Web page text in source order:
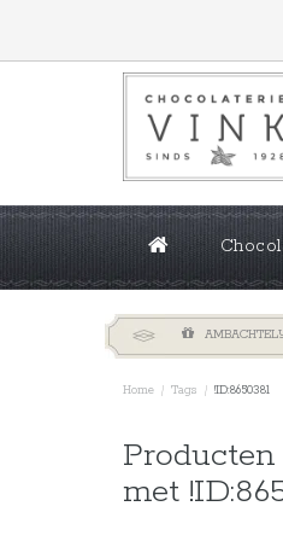
GROTE OPLAGES
Home / Tags / !ID:8650381
met